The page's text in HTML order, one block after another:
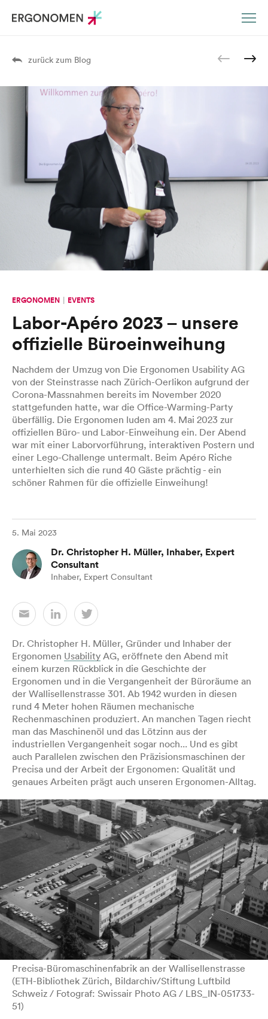
zurück zum Blog
ERGONOMEN EVENTS
Labor-Apéro 2023 – unsere
offizielle Büroeinweihung
Nachdem der Umzug von Die Ergonomen Usability AG
von der Steinstrasse nach Zürich-Oerlikon aufgrund der
Corona-Massnahmen bereits im November 2020
stattgefunden hatte, war die Office-Warming-Party
überfällig. Die Ergonomen luden am 4. Mai 2023 zur
offiziellen Büro- und Labor-Einweihung ein. Der Abend
war mit einer Laborvorführung, interaktiven Postern und
einer Lego-Challenge untermalt. Beim Apéro Riche
unterhielten sich die rund 40 Gäste prächtig - ein
schöner Rahmen für die offizielle Einweihung!
5. Mai 2023
Dr. Christopher H. Müller, Inhaber, Expert
Consultant
Inhaber, Expert Consultant
Dr. Christopher H. Müller, Gründer und Inhaber der
Ergonomen Usability AG, eröffnete den Abend mit
einem kurzen Rückblick in die Geschichte der
Ergonomen und in die Vergangenheit der Büroräume an
der Wallisellenstrasse 301. Ab 1942 wurden in diesen
rund 4 Meter hohen Räumen mechanische
Rechenmaschinen produziert. An manchen Tagen riecht
man das Maschinenöl und das Lötzinn aus der
industriellen Vergangenheit sogar noch... Und es gibt
auch Parallelen zwischen den Präzisionsmaschinen der
Precisa und der Arbeit der Ergonomen: Qualität und
genaues Arbeiten prägt auch unseren Ergonomen-Alltag.
Precisa-Büromaschinenfabrik an der Wallisellenstrasse
(ETH-Bibliothek Zürich, Bildarchiv/Stiftung Luftbild
Schweiz / Fotograf: Swissair Photo AG / LBS_IN-051733-
51)
DE EN